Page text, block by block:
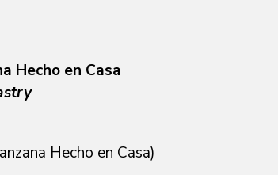
Hecho en Casa
Hecho en Casa)